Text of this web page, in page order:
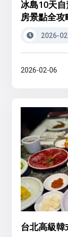
冰島10天
房景點全攻
2026-
2026-02-06
台北高級